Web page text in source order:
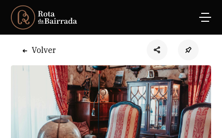
Volver